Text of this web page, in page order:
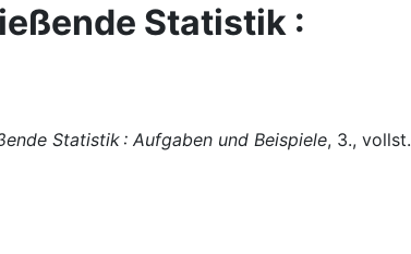
Statistik :
Statistik : Aufgaben und Beispiele, 3., vollst.